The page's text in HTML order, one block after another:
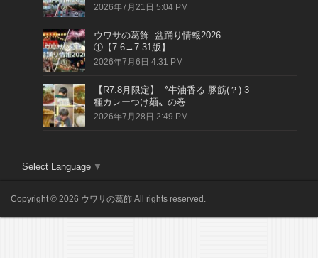
2026年7月21日 5:04 PM
ウワサの葛飾 盆踊り情報2026
①【7.6→7.31版】
2026年7月6日 4:31 PM
【R7.8月限定】〝牛油香る 豚筋(？) 3
種カレーつけ麺〟の巻
2026年7月28日 2:49 PM
Select Language ▼
Copyright © 2026 ウワサの葛飾 All rights reserved.